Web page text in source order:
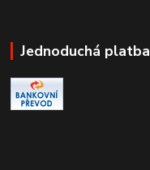
Jednoduchá platba